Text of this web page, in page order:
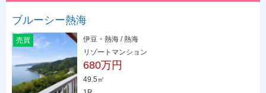
ブルーシー熱海
売買
伊豆・熱海 / 熱海
リゾートマンション
680万円
49.5㎡